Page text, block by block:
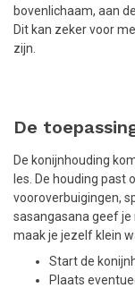
bovenlichaam, aan
Dit kan zeker voor
zijn.
De
De konijnhouding
les. De houding past
vooroverbuigingen,
sasangasana geef je
maak je jezelf klein
Start de
Plaats